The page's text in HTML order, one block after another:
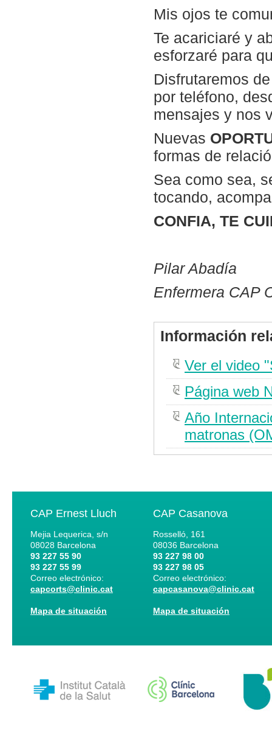
Mis ojos te
Te acariciaré y
esforzaré para
Disfrutaremos
por teléfono,
mensajes y nos
Nuevas
formas de
Sea como sea,
tocando,
CONFIA, TE
Pilar Abadía
Enfermera CAP
Información
Ver el video
Página web
Año
matronas
CAP Ernest Lluch
Mejia Lequerica, s/n
08028 Barcelona
93 227 55 90
93 227 55 99
Correo electrónico:
capcorts@clinic.cat
Mapa de situación
CAP Casanova
Rosselló, 161
08036 Barcelona
93 227 98 00
93 227 98 05
Correo electrónico:
capcasanova@clinic.cat
Mapa de situación